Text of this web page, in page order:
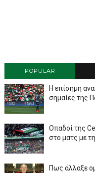
POPULAR
Η επίσημη
σημαίες της
Οπαδοί της
στο ματς με
Πως άλλαξε